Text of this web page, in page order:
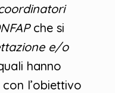
che si
e/o
hanno
l’obiettivo